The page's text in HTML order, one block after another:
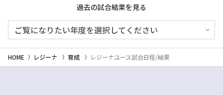
過去の試合結果を見る
HOME レジーナ 育成 レジーナユース試合日程/結果